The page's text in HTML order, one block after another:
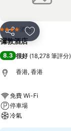
分享 放到收藏夾
4 星級 酒店
彌敦酒店
8.3 很好 (18,278 筆評分)
香港, 香港
免費 Wi-Fi
停車場
冷氣